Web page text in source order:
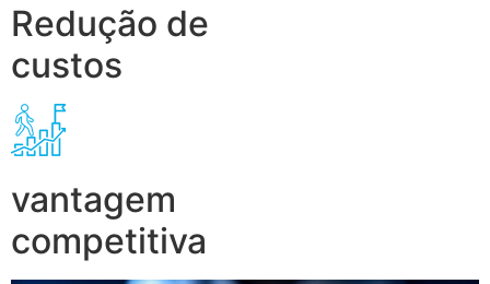
Redução de
custos
vantagem
competitiva